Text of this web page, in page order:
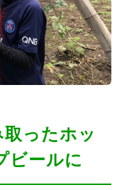
ったホッ
ビールに